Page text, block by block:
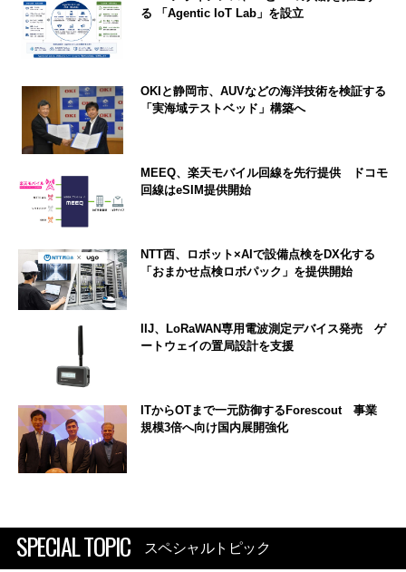
る 「Agentic IoT Lab」を設立
OKIと静岡市、AUVなどの海洋技術を検証する
「実海域テストベッド」構築へ
MEEQ、楽天モバイル回線を先行提供 ドコモ
回線はeSIM提供開始
NTT西、ロボット×AIで設備点検をDX化する
「おまかせ点検ロボパック」を提供開始
IIJ、LoRaWAN専用電波測定デバイス発売 ゲ
ートウェイの置局設計を支援
ITからOTまで一元防御するForescout 事業
規模3倍へ向け国内展開強化
SPECIAL TOPIC スペシャルトピック